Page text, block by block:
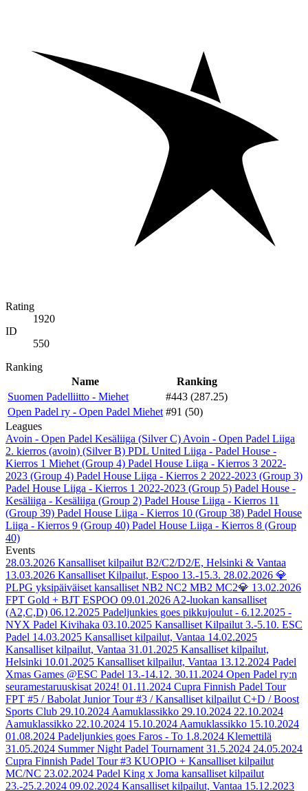
Rating
1920
ID
550
Ranking
Name
Ranking
Suomen Padelliitto - Miehet
#443 (287.25)
Open Padel ry - Open Padel Miehet #91 (50)
Leagues
Avoin - Open Padel Kesäliiga (Silver C) Avoin - Open Padel Liiga
2. kierros (avoin) (Silver B) PDL United Liiga - Padel House -
Kierros 1 Miehet (Group 4) Padel House Liiga - Kierros 3 2022-
2023 (Group 4) Padel House Liiga - Kierros 2 2022-2023 (Group 3)
Padel House Liiga - Kierros 1 2022-2023 (Group 5) Padel House -
Kesäliiga - Kesäliiga (Group 2) Padel House Liiga - Kierros 11
(Group 39) Padel House Liiga - Kierros 10 (Group 38) Padel House
Liiga - Kierros 9 (Group 40) Padel House Liiga - Kierros 8 (Group
40)
Events
28.03.2026 Kansalliset kilpailut B2/C2/D2/E, Helsinki & Vantaa
13.03.2026 Kansalliset Kilpailut, Espoo 13.-15.3. 28.02.2026 💎
PLPG yksipäiväiset kansalliset NB2 NC2 MB2 MC2💎 13.02.2026
FPT Gold + BJT ESPOO 09.01.2026 A2-luokan kansalliset
(A2,C,D) 06.12.2025 Padeljunkies goes pikkujoulut - 6.12.2025 -
NYX Padel Kivihaka 03.10.2025 Kansalliset Kilpailut 3.-5.10. ESC
Padel 14.03.2025 Kansalliset kilpailut, Vantaa 14.02.2025
Kansalliset kilpailut, Vantaa 31.01.2025 Kansalliset kilpailut,
Helsinki 10.01.2025 Kansalliset kilpailut, Vantaa 13.12.2024 Padel
Xmas Games @ESC Padel 13.-14.12. 30.11.2024 Open Padel ry:n
seuramestaruuskisat 2024! 01.11.2024 Cupra Finnish Padel Tour
FPT #5 / Babolat Junior Tour #3 / Kansalliset kilpailut C+D / Boost
Sports Club 29.10.2024 Aamuklassikko 29.10.2024 22.10.2024
Aamuklassikko 22.10.2024 15.10.2024 Aamuklassikko 15.10.2024
01.08.2024 Padeljunkies goes Faros - To 1.8.2024 Klemettilä
31.05.2024 Summer Night Padel Tournament 31.5.2024 24.05.2024
Cupra Finnish Padel Tour #3 KUOPIO + Kansalliset kilpailut
MC/NC 23.02.2024 Padel King x Joma kansalliset kilpailut
23.-25.2.2024 09.02.2024 Kansalliset kilpailut, Vantaa 15.12.2023